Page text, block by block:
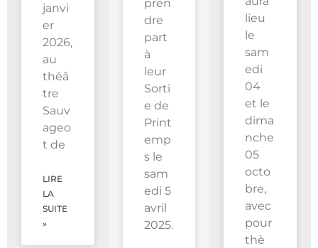
janvi
er
2026,
au
théâ
tre
Sauv
ageo
t de
LIRE
LA
SUITE
»
pren
dre
part
à
leur
Sorti
e de
Print
emp
s le
sam
edi 5
avril
2025.
lieu
le
sam
edi
04
et le
dima
nche
05
octo
bre,
avec
pour
thè